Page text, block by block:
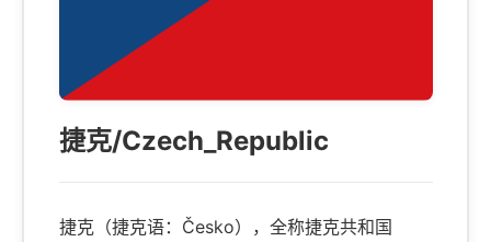
捷克/Czech_Republic
捷克（捷克语：Česko），全称捷克共和国